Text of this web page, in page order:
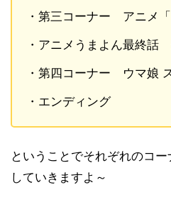
・第三コーナー アニメ
・アニメうまよん最終話
・第四コーナー ウマ娘
・エンディング
ということでそれぞれのコ
していきますよ～